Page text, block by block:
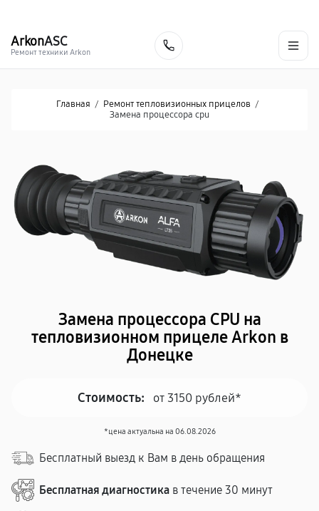
ArkonASC
Ремонт техники Arkon
Главная / Ремонт тепловизионных прицелов /
Замена процессора cpu
Замена процессора CPU на
тепловизионном прицеле Arkon в
Донецке
Стоимость: от 3150 рублей*
*цена актуальна на 06.08.2026
Бесплатный выезд к Вам в день обращения
Бесплатная диагностика в течение 30 минут